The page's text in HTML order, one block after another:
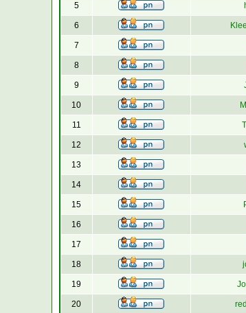
5
6
7
8
9
10
11
12
13
14
15
16
17
18
19
20